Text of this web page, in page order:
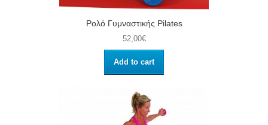
Ρολό Γυμναστικής Pilates
52,00€
Add to cart